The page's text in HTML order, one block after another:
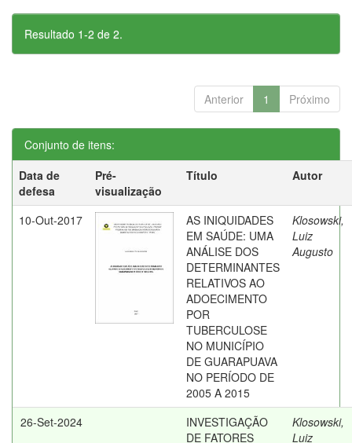
Resultado 1-2 de 2.
Anterior 1 Próximo
Conjunto de itens:
Data de
defesa
Pré-
visualização
Título Autor
10-Out-2017
AS INIQUIDADES
EM SAÚDE: UMA
ANÁLISE DOS
DETERMINANTES
RELATIVOS AO
ADOECIMENTO
POR
TUBERCULOSE
NO MUNICÍPIO
DE GUARAPUAVA
NO PERÍODO DE
2005 A 2015
Klosowski,
Luiz
Augusto
26-Set-2024
INVESTIGAÇÃO
DE FATORES
Klosowski,
Luiz